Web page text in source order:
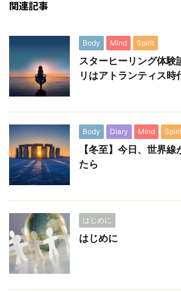
関連記事
Body Mind Spirit
スターヒーリング体験
リはアトランティス時
Body Diary Mind
【冬至】今日、世界
たら
はじめに
はじめに